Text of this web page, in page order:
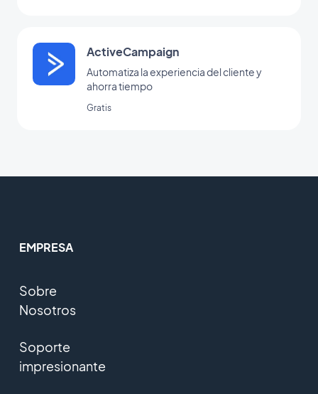
ActiveCampaign
Automatiza la experiencia del cliente y
ahorra tiempo
Gratis
EMPRESA
Sobre
Nosotros
Soporte
impresionante